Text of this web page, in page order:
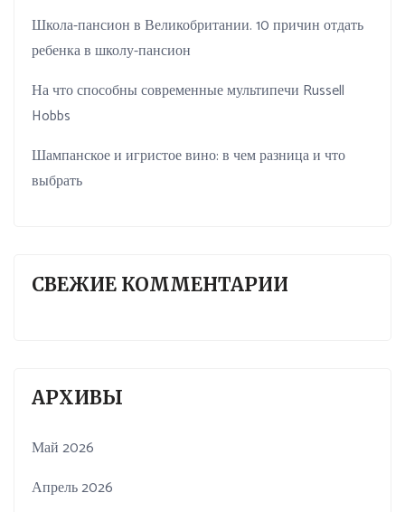
Школа-пансион в Великобритании. 10 причин отдать
ребенка в школу-пансион
На что способны современные мультипечи Russell
Hobbs
Шампанское и игристое вино: в чем разница и что
выбрать
СВЕЖИЕ КОММЕНТАРИИ
АРХИВЫ
Май 2026
Апрель 2026